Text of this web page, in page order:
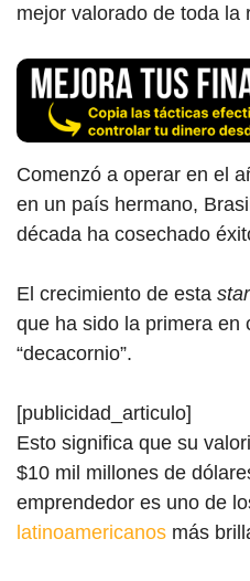
mejor valorado de toda la
Comenzó a operar en el
en un país hermano,
década ha cosechado
El crecimiento de esta
que ha sido la primera en
“decacornio”.
[publicidad_articulo]
Esto significa que su
$10 mil millones de
emprendedor es uno de
latinoamericanos más